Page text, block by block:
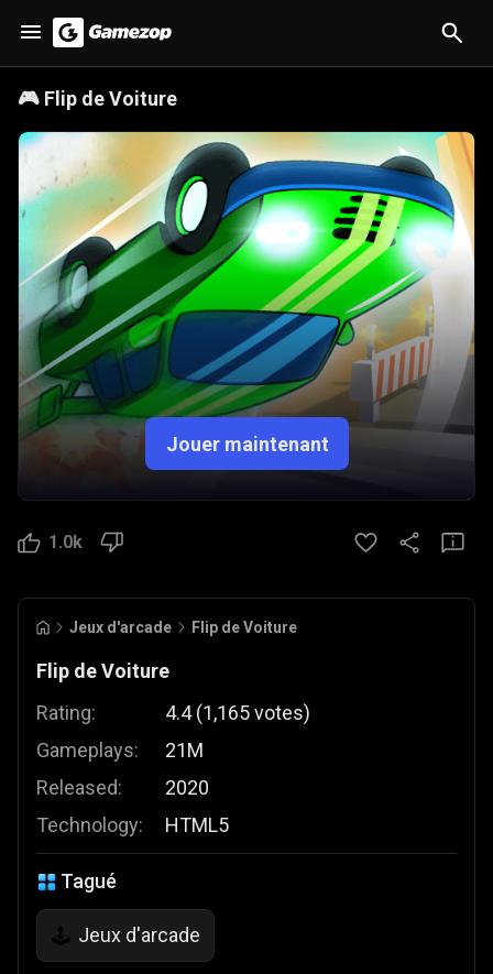
🎮 Flip de Voiture
Jouer maintenant
1.0k
Jeux d'arcade Flip de Voiture
Flip de Voiture
Rating:
Gameplays:
Released:
Technology:
4.4 (1,165votes)
21M
2020
HTML5
Tagué
🕹️ Jeux d'arcade